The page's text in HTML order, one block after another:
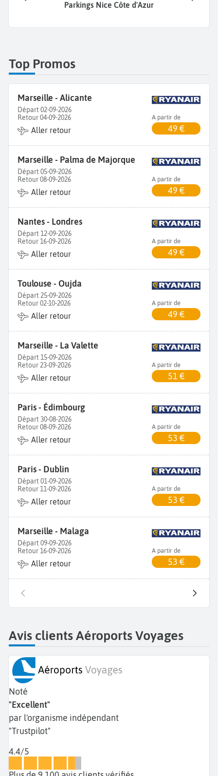
Parkings Nice Côte d'Azur
Top Promos
Marseille - Alicante
Départ 02-09-2026
Retour 04-09-2026
Aller retour
A partir de
49 €
Marseille - Palma de Majorque
Départ 05-09-2026
Retour 08-09-2026
Aller retour
A partir de
49 €
Nantes - Londres
Départ 12-09-2026
Retour 16-09-2026
Aller retour
A partir de
49 €
Toulouse - Oujda
Départ 25-09-2026
Retour 02-10-2026
Aller retour
A partir de
49 €
Marseille - La Valette
Départ 15-09-2026
Retour 23-09-2026
Aller retour
A partir de
51 €
Paris - Édimbourg
Départ 30-08-2026
Retour 08-09-2026
Aller retour
A partir de
53 €
Paris - Dublin
Départ 01-09-2026
Retour 11-09-2026
Aller retour
A partir de
53 €
Marseille - Malaga
Départ 09-09-2026
Retour 16-09-2026
Aller retour
A partir de
53 €
Avis clients Aéroports Voyages
Noté
"Excellent"
par l'organisme indépendant
"Trustpilot"
4.4/5